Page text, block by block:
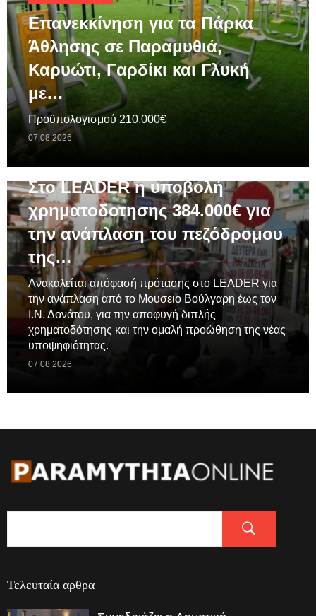
Επανεκκίνηση για τα Πάρκα
Άθλησης σε Παραμυθιά,
Καρυώτι, Γαρδίκι και Γλυκή
με…
Προϋπολογισμού 210.000€
07|08|2026
Στο LEADER η υποβολή
χρηματοδοτησης 384.000€ για
την ανάπλαση του πεζόδρομου
της…
Ανακαλείται απόφασή πρότασης στο LEADER για
την ανάπλαση από το Μουσειο Βούλγαρη έως τον
Ι.Ν. Δονάτου, για την αποφυγή διπλής
χρηματοδότησης και την ομαλή προώθηση της νέας
υποψηφιότητας.
07|08|2026
Τελευταία αρθρα